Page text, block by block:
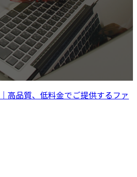
高品質、低料金でご提供するファ